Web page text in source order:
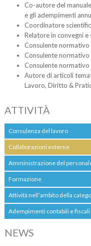
Co-autore del
e gli adempimenti
Coordinatore
Relatore in convegni e
Consulente
Consulente
Consulente
Autore di articoli
Lavoro, Diritto &
ATTIVITÀ
Consulenza del lavoro
Collaborazioni esterne
Amministrazione del
Formazione
Attività nell’ambito della
Adempimenti contabili e fiscali
NEWS